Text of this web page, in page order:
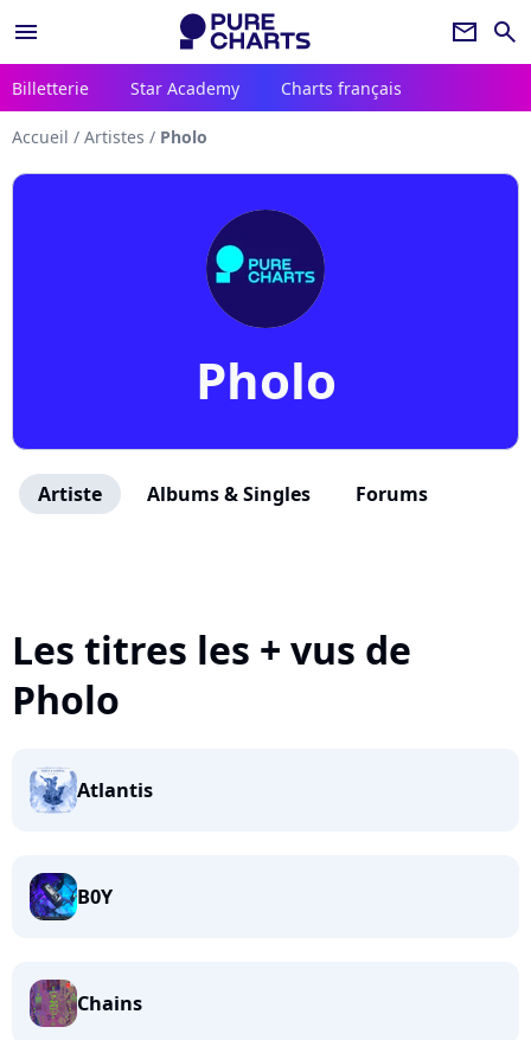
menu newsletter search
Billetterie Star Academy Charts français
Accueil / Artistes / Pholo
Pholo
Artiste Albums & Singles Forums
Les titres les + vus de
Pholo
Atlantis
B0Y
Chains